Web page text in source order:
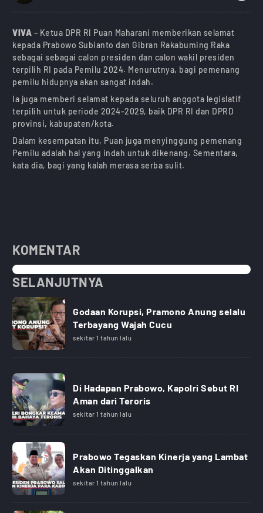
VIVA – Ketua DPR RI Puan Maharani memberikan selamat
kepada Prabowo Subianto dan Gibran Rakabuming Raka
sebagai sebagai calon presiden dan calon wakil presiden
terpilih RI pada Pemilu 2024. Menurutnya, bagi pemenang
pemilu hidupnya akan sangat indah.
Ia juga memberi selamat kepada seluruh anggota legislatif
terpilih untuk periode 2024-2029, baik DPR RI dan DPRD
provinsi, kabupaten/kota.
Dalam kesempatan itu, Puan juga menyinggung pemenang
Pemilu adalah hal yang indah untuk dikenang. Sementara,
kata dia, bagi yang kalah merasa serba sulit.
KOMENTAR
SELANJUTNYA
Godaan Korupsi, Pramono Anung selalu
Terbayang Wajah Cucu
sekitar 1 tahun lalu
Di Hadapan Prabowo, Kapolri Sebut RI
Aman dari Teroris
sekitar 1 tahun lalu
Prabowo Tegaskan Kinerja yang Lambat
Akan Ditinggalkan
sekitar 1 tahun lalu